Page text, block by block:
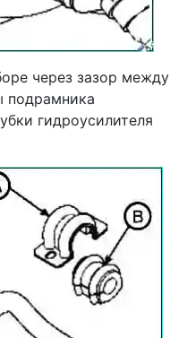
через зазор между
подрамника
гидроусилителя